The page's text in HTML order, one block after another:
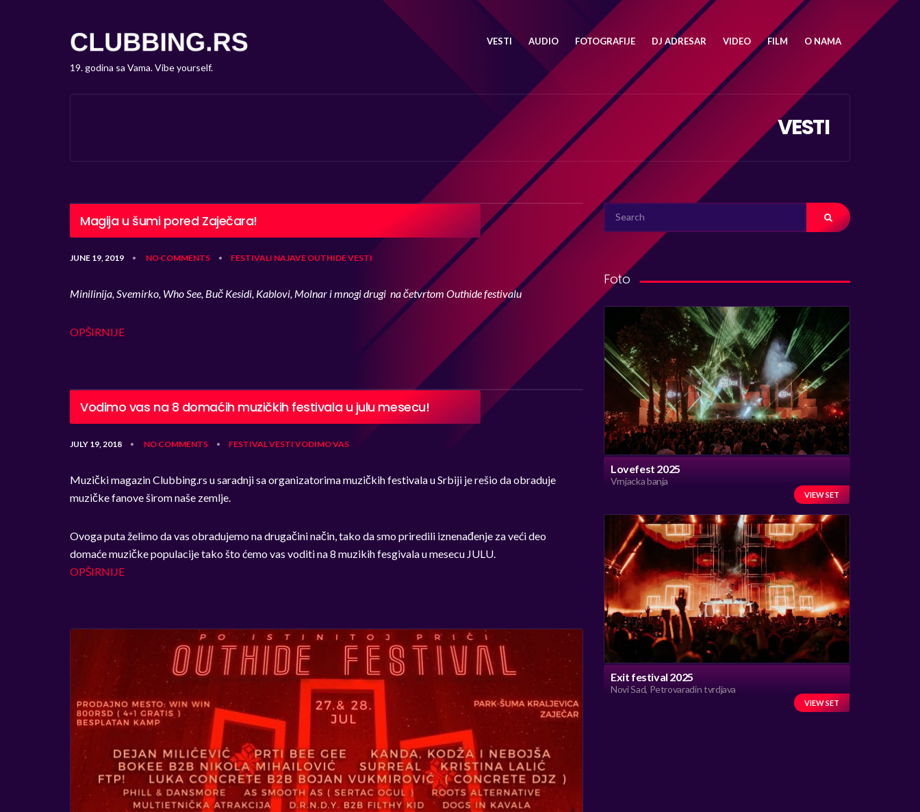
19. godina sa Vama. Vibe yourself.
VESTI AUDIO FOTOGRAFIJE DJ ADRESAR VIDEO FILM O NAMA
VESTI
Magija u šumi pored Zaječara!
JUNE 19, 2019 • NO COMMENTS • FESTIVALI NAJAVE OUTHIDEVESTI
Minilinija, Svemirko, Who See, Buč Kesidi, Kablovi, Molnar i mnogi drugi na četvrtom Outhide festivalu
OPŠIRNIJE
Vodimo vas na 8 domaćih muzičkih festivala u julu mesecu!
JULY 19, 2018 • NO COMMENTS • FESTIVALVESTI VODIMO VAS
Muzički magazin Clubbing.rs u saradnji sa organizatorima muzičkih festivala u Srbiji je rešio da obraduje
muzičke fanove širom naše zemlje.
Ovoga puta želimo da vas obradujemo na drugačini način, tako da smo priredili iznenađenje za veći deo
domaće muzičke populacije tako što ćemo vas voditi na 8 muzikih fesgivala u mesecu JULU.
OPŠIRNIJE
SEARCH
FOR:
Foto
Lovefest 2025
Vrnjacka banja
VIEW SET
Exit festival 2025
Novi Sad, Petrovaradin tvrdjava
VIEW SET